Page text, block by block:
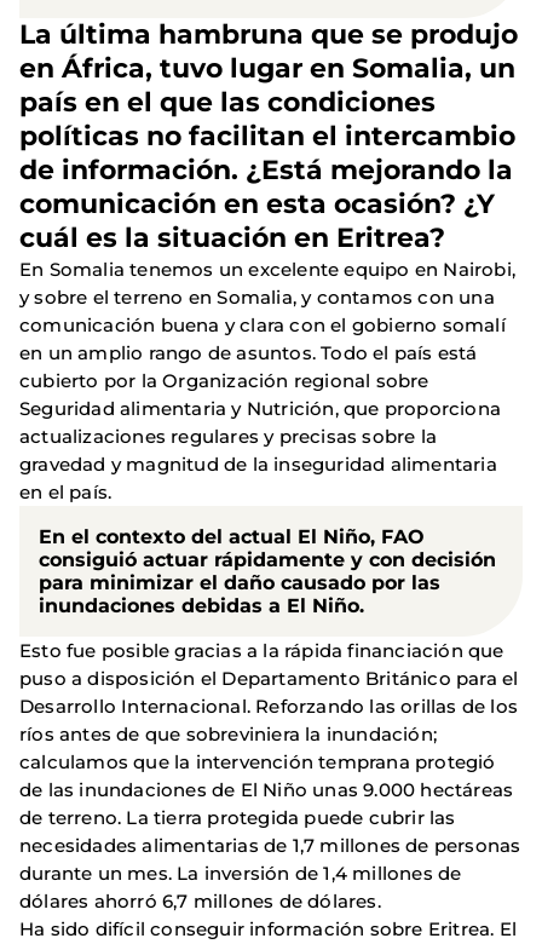
La última hambruna que se produjo
en África, tuvo lugar en Somalia, un
país en el que las condiciones
políticas no facilitan el intercambio
de información. ¿Está mejorando la
comunicación en esta ocasión? ¿Y
cuál es la situación en Eritrea?
En Somalia tenemos un excelente equipo en Nairobi,
y sobre el terreno en Somalia, y contamos con una
comunicación buena y clara con el gobierno somalí
en un amplio rango de asuntos. Todo el país está
cubierto por la Organización regional sobre
Seguridad alimentaria y Nutrición, que proporciona
actualizaciones regulares y precisas sobre la
gravedad y magnitud de la inseguridad alimentaria
en el país.
En el contexto del actual El Niño, FAO
consiguió actuar rápidamente y con decisión
para minimizar el daño causado por las
inundaciones debidas a El Niño.
Esto fue posible gracias a la rápida financiación que
puso a disposición el Departamento Británico para el
Desarrollo Internacional. Reforzando las orillas de los
ríos antes de que sobreviniera la inundación;
calculamos que la intervención temprana protegió
de las inundaciones de El Niño unas 9.000 hectáreas
de terreno. La tierra protegida puede cubrir las
necesidades alimentarias de 1,7 millones de personas
durante un mes. La inversión de 1,4 millones de
dólares ahorró 6,7 millones de dólares.
Ha sido difícil conseguir información sobre Eritrea. El